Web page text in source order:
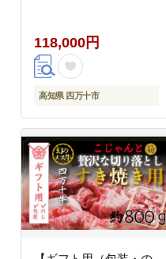
118,000円
高知県 四万十市